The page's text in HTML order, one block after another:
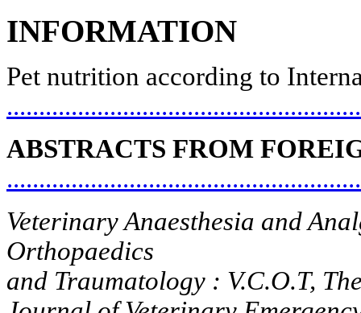
INFORMATION
Pet nutrition according to
ABSTRACTS FROM
Veterinary Anaesthesia and
Orthopaedics
and Traumatology : V.C.O.T,